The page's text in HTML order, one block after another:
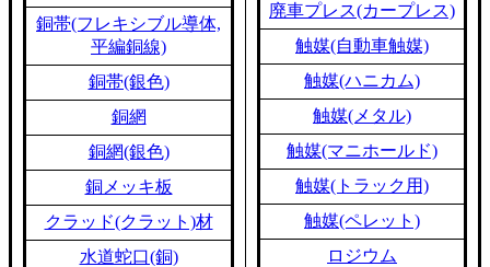
銅帯(フレキシブル導体,
平編銅線)
銅帯(銀色)
銅網
銅網(銀色)
銅メッキ板
クラッド(クラット)材
水道蛇口(銅)
廃車プレス(カープレス)
触媒(自動車触媒)
触媒(ハニカム)
触媒(メタル)
触媒(マニホールド)
触媒(トラック用)
触媒(ペレット)
ロジウム